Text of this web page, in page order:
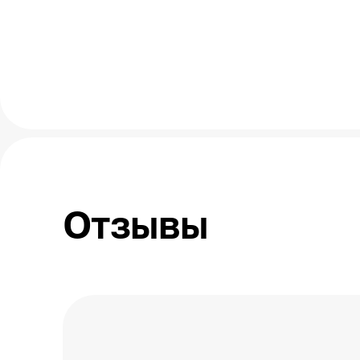
Отзывы